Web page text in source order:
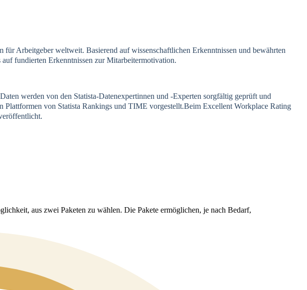
Arbeitgeber weltweit. Basierend auf wissenschaftlichen Erkenntnissen und bewährten
fundierten Erkenntnissen zur Mitarbeitermotivation.
werden von den Statista-Datenexpertinnen und -Experten sorgfältig geprüft und
von Statista Rankings und TIME vorgestellt.Beim Excellent Workplace Rating
aus zwei Paketen zu wählen. Die Pakete ermöglichen, je nach Bedarf,